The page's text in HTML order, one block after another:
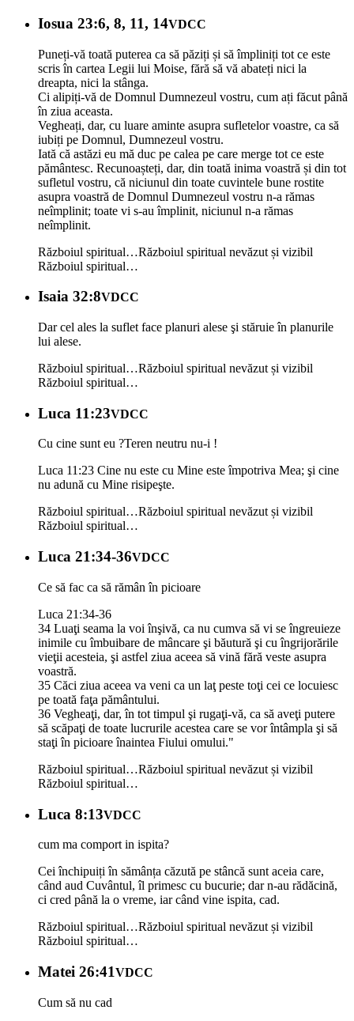
Iosua 23:6, 8, 11, 14VDCC
Puneți-vă toată puterea ca să păziți și să împliniți tot ce este
scris în cartea Legii lui Moise, fără să vă abateți nici la
dreapta, nici la stânga.
Ci alipiți-vă de Domnul Dumnezeul vostru, cum ați făcut până
în ziua aceasta.
Vegheați, dar, cu luare aminte asupra sufletelor voastre, ca să
iubiți pe Domnul, Dumnezeul vostru.
Iată că astăzi eu mă duc pe calea pe care merge tot ce este
pământesc. Recunoașteți, dar, din toată inima voastră și din tot
sufletul vostru, că niciunul din toate cuvintele bune rostite
asupra voastră de Domnul Dumnezeul vostru n-a rămas
neîmplinit; toate vi s-au împlinit, niciunul n-a rămas
neîmplinit.
Războiul spiritual…Războiul spiritual nevăzut și vizibil
Războiul spiritual…
Isaia 32:8VDCC
Dar cel ales la suflet face planuri alese şi stăruie în planurile
lui alese.
Războiul spiritual…Războiul spiritual nevăzut și vizibil
Războiul spiritual…
Luca 11:23VDCC
Cu cine sunt eu ?Teren neutru nu-i !
Luca 11:23 Cine nu este cu Mine este împotriva Mea; şi cine
nu adună cu Mine risipeşte.
Războiul spiritual…Războiul spiritual nevăzut și vizibil
Războiul spiritual…
Luca 21:34-36VDCC
Ce să fac ca să rămân în picioare
Luca 21:34-36
34 Luaţi seama la voi înşivă, ca nu cumva să vi se îngreuieze
inimile cu îmbuibare de mâncare şi băutură şi cu îngrijorările
vieţii acesteia, şi astfel ziua aceea să vină fără veste asupra
voastră.
35 Căci ziua aceea va veni ca un laţ peste toţi cei ce locuiesc
pe toată faţa pământului.
36 Vegheaţi, dar, în tot timpul şi rugaţi-vă, ca să aveţi putere
să scăpaţi de toate lucrurile acestea care se vor întâmpla şi să
staţi în picioare înaintea Fiului omului."
Războiul spiritual…Războiul spiritual nevăzut și vizibil
Războiul spiritual…
Luca 8:13VDCC
cum ma comport in ispita?
Cei închipuiți în sămânța căzută pe stâncă sunt aceia care,
când aud Cuvântul, îl primesc cu bucurie; dar n-au rădăcină,
ci cred până la o vreme, iar când vine ispita, cad.
Războiul spiritual…Războiul spiritual nevăzut și vizibil
Războiul spiritual…
Matei 26:41VDCC
Cum să nu cad